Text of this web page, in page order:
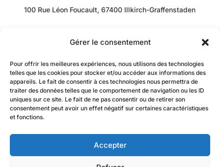
Gérer le consentement
Pour offrir les meilleures expériences, nous utilisons des technologies
telles que les cookies pour stocker et/ou accéder aux informations des
appareils. Le fait de consentir à ces technologies nous permettra de
traiter des données telles que le comportement de navigation ou les ID
uniques sur ce site. Le fait de ne pas consentir ou de retirer son
consentement peut avoir un effet négatif sur certaines caractéristiques
et fonctions.
Accepter
100 Rue Léon Foucault, 67400 Illkirch-Graffenstaden
Bob RACHIDI
contact@jzacademie-mtc.fr